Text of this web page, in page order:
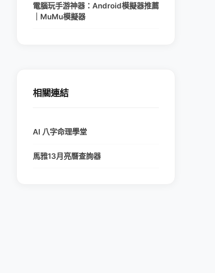
電腦玩手游神器：Android模擬器推薦
｜MuMu模擬器
相關連結
AI 八字命理學堂
馬雅13月亮曆查詢器